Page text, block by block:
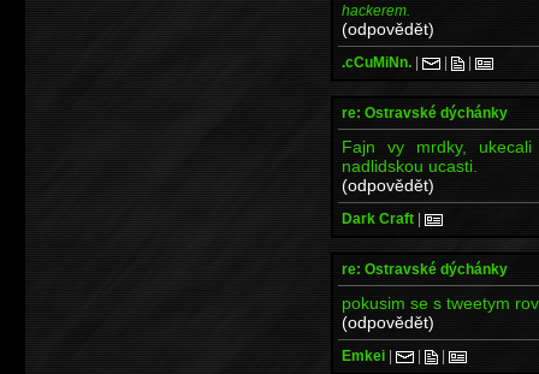
hackerem.
(odpovědět)
.cCuMiNn. | | |
re: Ostravské dýchánky
Fajn vy mrdky,
nadlidskou ucasti.
(odpovědět)
Dark Craft |
re: Ostravské dýchánky
pokusim se s tweetym
(odpovědět)
Emkei | | |